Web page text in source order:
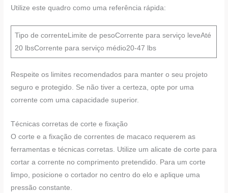
Utilize este quadro como uma referência rápida:
Tipo de correnteLimite de pesoCorrente para serviço leveAté
20 lbsCorrente para serviço médio20-47 lbs
Respeite os limites recomendados para manter o seu projeto
seguro e protegido. Se não tiver a certeza, opte por uma
corrente com uma capacidade superior.
Técnicas corretas de corte e fixação
O corte e a fixação de correntes de macaco requerem as
ferramentas e técnicas corretas. Utilize um alicate de corte para
cortar a corrente no comprimento pretendido. Para um corte
limpo, posicione o cortador no centro do elo e aplique uma
pressão constante.